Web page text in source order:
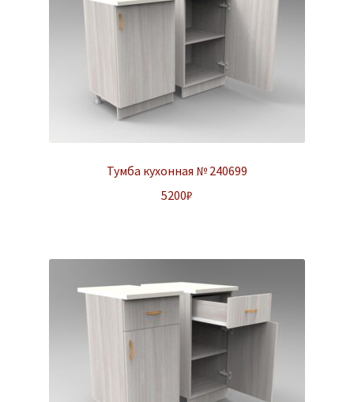
Тумба кухонная № 240699
5200₽